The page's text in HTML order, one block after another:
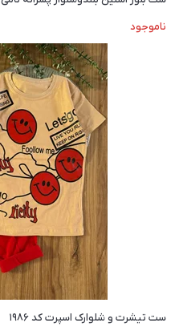
ناموجود
ست تیشرت و شلوارک اسپرت کد ۱۹۸۶